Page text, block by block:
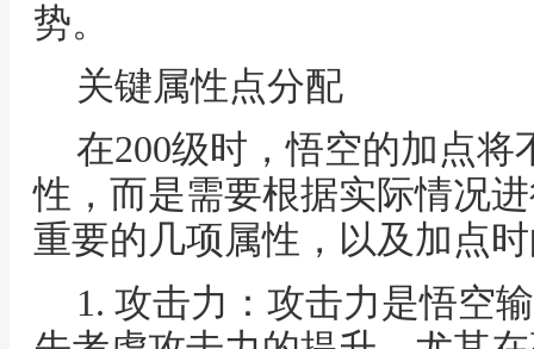
势。
关键属性点分配
在200级时，悟空的加点
性，而是需要根据实际情况
重要的几项属性，以及加点
1. 攻击力：攻击力是悟空